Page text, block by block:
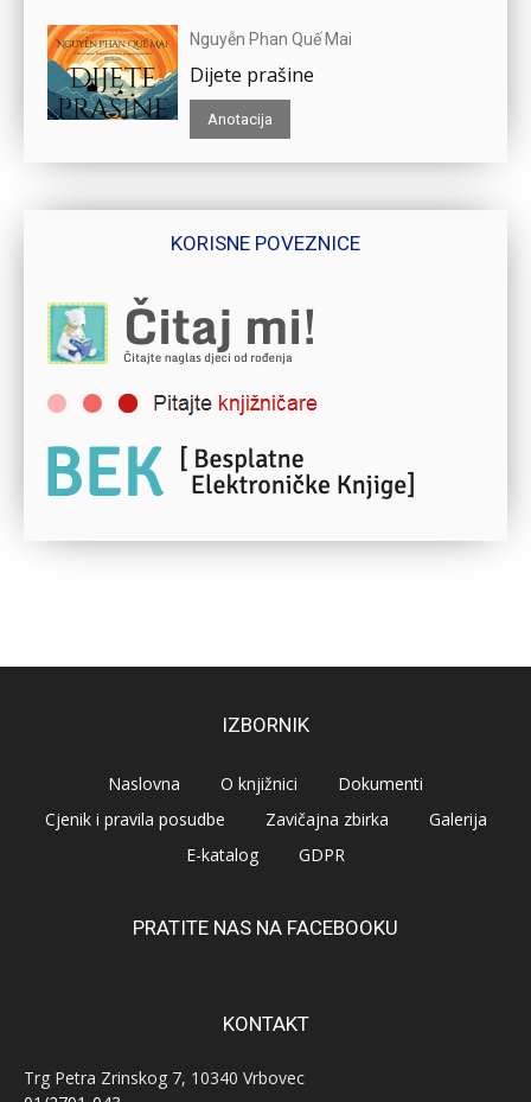
Nguyễn Phan Quế Mai
Dijete prašine
Anotacija
KORISNE POVEZNICE
IZBORNIK
Naslovna O knjižnici
Dokumenti
Cjenik i pravila posudbe
Zavičajna zbirka
Galerija
E-katalog
GDPR
PRATITE NAS NA FACEBOOKU
KONTAKT
Trg Petra Zrinskog 7, 10340 Vrbovec